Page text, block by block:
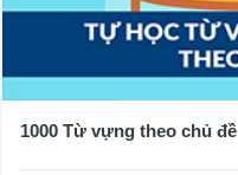
1000 Từ vựng theo chủ đề